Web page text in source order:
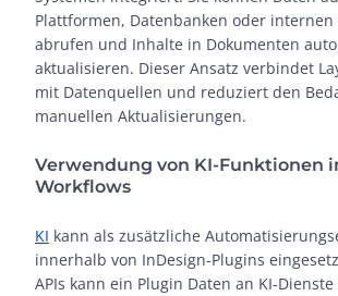
Plattformen, Datenbanken oder internen
abrufen und Inhalte in Dokumenten
aktualisieren. Dieser Ansatz verbindet
mit Datenquellen und reduziert den
manuellen Aktualisierungen.
Verwendung von KI-Funktionen
Workflows
KI kann als zusätzliche
innerhalb von InDesign-Plugins
APIs kann ein Plugin Daten an KI-